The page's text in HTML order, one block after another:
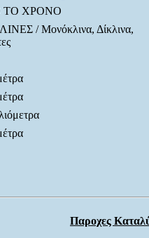
ΤΟ ΧΡΟΝΟ
/ Μονόκλινα, Δίκλινα,
Παροχες